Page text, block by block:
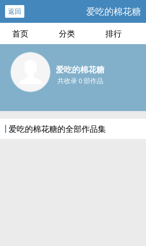
返回 爱吃的棉花糖
首页 分类 排行
爱吃的棉花糖
共收录 0 部作品
爱吃的棉花糖的全部作品集